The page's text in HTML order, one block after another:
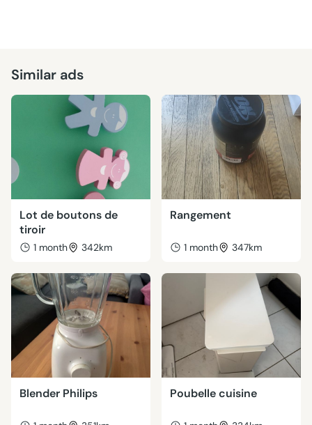
Similar ads
Lot de boutons de
tiroir
1 month 342km
Rangement
1 month 347km
Blender Philips Poubelle cuisine